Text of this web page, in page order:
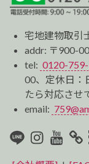
宅地建物取
addr: 〒900-
tel: 0120-
00、定休日：
たら対応させ
email:
LINE
マ
イ